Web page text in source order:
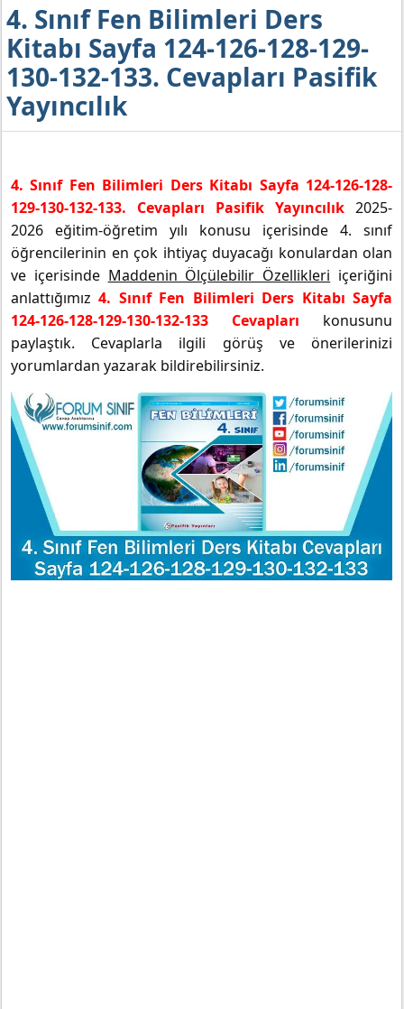
4. Sınıf Fen Bilimleri Ders
Kitabı Sayfa 124-126-128-129-
130-132-133. Cevapları Pasifik
Yayıncılık
4. Sınıf Fen Bilimleri Ders Kitabı Sayfa 124-126-128-
129-130-132-133. Cevapları Pasifik Yayıncılık 2025-
2026 eğitim-öğretim yılı konusu içerisinde 4. sınıf
öğrencilerinin en çok ihtiyaç duyacağı konulardan olan
ve içerisinde Maddenin Ölçülebilir Özellikleri içeriğini
anlattığımız4. Sınıf Fen Bilimleri Ders Kitabı Sayfa
124-126-128-129-130-132-133 Cevapları konusunu
paylaştık. Cevaplarla ilgili görüş ve önerilerinizi
yorumlardan yazarak bildirebilirsiniz.